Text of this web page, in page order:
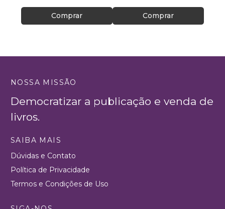
Comprar Comprar
NOSSA MISSÃO
Democratizar a publicação e venda de
livros.
SAIBA MAIS
Dúvidas e Contato
Política de Privacidade
Termos e Condições de Uso